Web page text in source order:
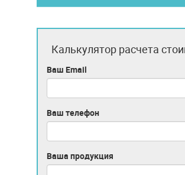
Калькулятор расчета
Ваш Email
Ваш телефон
Ваша продукция